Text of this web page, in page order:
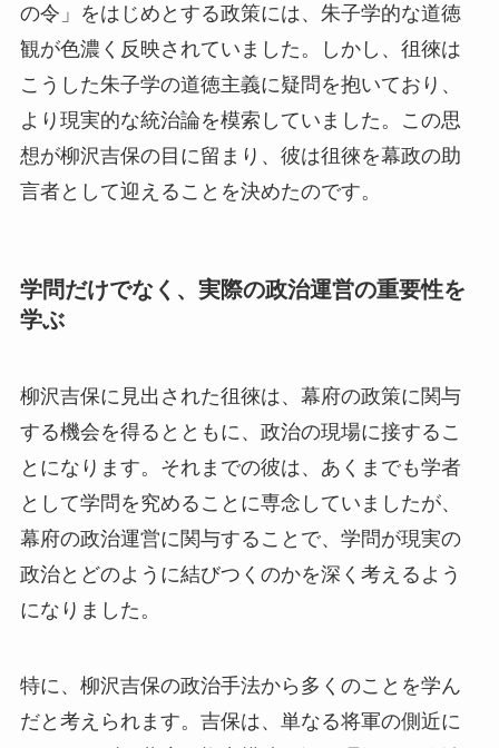
の令」をはじめとする政策には、朱子学的な道徳
観が色濃く反映されていました。しかし、徂徠は
こうした朱子学の道徳主義に疑問を抱いており、
より現実的な統治論を模索していました。この思
想が柳沢吉保の目に留まり、彼は徂徠を幕政の助
言者として迎えることを決めたのです。
学問だけでなく、実際の政治運営の重要性を
学ぶ
柳沢吉保に見出された徂徠は、幕府の政策に関与
する機会を得るとともに、政治の現場に接するこ
とになります。それまでの彼は、あくまでも学者
として学問を究めることに専念していましたが、
幕府の政治運営に関与することで、学問が現実の
政治とどのように結びつくのかを深く考えるよう
になりました。
特に、柳沢吉保の政治手法から多くのことを学ん
だと考えられます。吉保は、単なる将軍の側近に